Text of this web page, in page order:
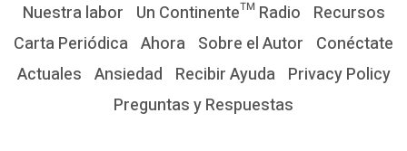
Nuestra labor Un Continente™ Radio Recursos
Carta Periódica Ahora Sobre el Autor Conéctate
Actuales Ansiedad Recibir Ayuda Privacy Policy
Preguntas y Respuestas